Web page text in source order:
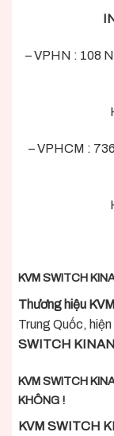
– VPHN : 108
– VPHCM :
KVM SWITCH
Thương hiệu
Trung Quốc,
SWITCH KINAN
KVM SWITCH
KHÔNG !
KVM SWITCH